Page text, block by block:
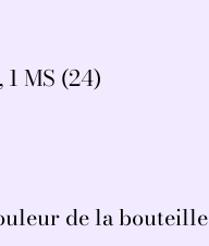
1 MS (24)
de la bouteille